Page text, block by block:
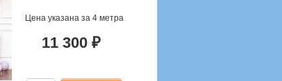
Цена указана за 4 метра
11 300 ₽